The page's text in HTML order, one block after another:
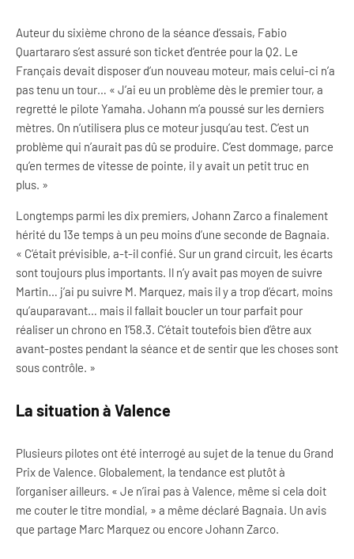
Auteur du sixième chrono de la séance d’essais, Fabio
Quartararo s’est assuré son ticket d’entrée pour la Q2. Le
Français devait disposer d’un nouveau moteur, mais celui-ci n’a
pas tenu un tour… « J’ai eu un problème dès le premier tour, a
regretté le pilote Yamaha. Johann m’a poussé sur les derniers
mètres. On n’utilisera plus ce moteur jusqu’au test. C’est un
problème qui n’aurait pas dû se produire. C’est dommage, parce
qu’en termes de vitesse de pointe, il y avait un petit truc en
plus. »
Longtemps parmi les dix premiers, Johann Zarco a finalement
hérité du 13e temps à un peu moins d’une seconde de Bagnaia.
« C’était prévisible, a-t-il confié. Sur un grand circuit, les écarts
sont toujours plus importants. Il n’y avait pas moyen de suivre
Martin… j’ai pu suivre M. Marquez, mais il y a trop d’écart, moins
qu’auparavant… mais il fallait boucler un tour parfait pour
réaliser un chrono en 1’58.3. C’était toutefois bien d’être aux
avant-postes pendant la séance et de sentir que les choses sont
sous contrôle. »
La situation à Valence
Plusieurs pilotes ont été interrogé au sujet de la tenue du Grand
Prix de Valence. Globalement, la tendance est plutôt à
l’organiser ailleurs. « Je n’irai pas à Valence, même si cela doit
me couter le titre mondial, » a même déclaré Bagnaia. Un avis
que partage Marc Marquez ou encore Johann Zarco.